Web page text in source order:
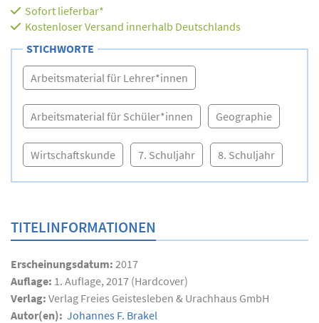
Sofort lieferbar*
Kostenloser Versand innerhalb Deutschlands
STICHWORTE
Arbeitsmaterial für Lehrer*innen
Arbeitsmaterial für Schüler*innen Geographie
Wirtschaftskunde 7. Schuljahr 8. Schuljahr
TITELINFORMATIONEN
Erscheinungsdatum: 2017
Auflage: 1. Auflage, 2017 (Hardcover)
Verlag: Verlag Freies Geistesleben & Urachhaus GmbH
Autor(en): Johannes F. Brakel